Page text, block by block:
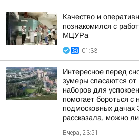
Качество и
познакомился с
МЦУРа
01:33
Интересное перед
зумеры спасаются
наборов для
помогает бороться с
подмосковных дачах
рассказала, можно
Вчера, 23:51